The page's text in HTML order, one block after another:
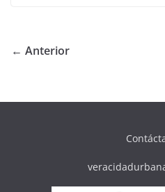
← Anterior